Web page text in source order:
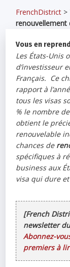
FrenchDistrict >
renouvellement
Vous en
Les États-Unis
d’investisseur
Français. Ce
rapport à
tous les visas
% le nombre
obtient le
renouvelable
chances de
spécifiques à
business aux
visa qui dure
[French
newsletter
Abonnez-
premiers à